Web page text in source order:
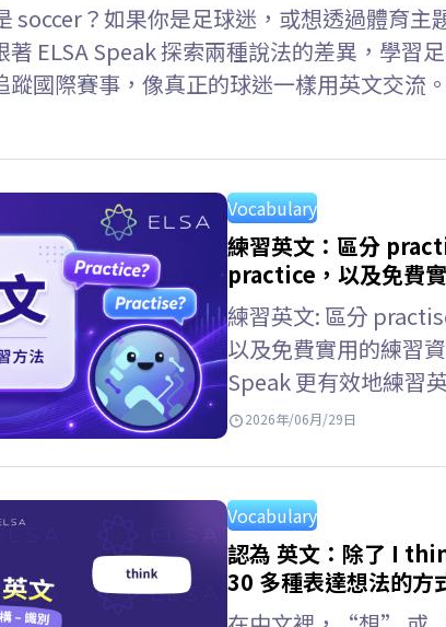
soccer？如果你是足球迷，或想透過體育主
ELSA Speak 探索兩種說法的差異，學習
國際賽事，像真正的球迷一樣用英文交流
是什麼意思? Football是英國及世界上
Vocabulary
練習英文：區分
practice，以及免費
練習英文: 區分
以及免費實用的練習
Speak 更有效地練習
文法與口說技巧，並
2026年/06月/29日
Vocabulary
認為 英文：除了 I
30 多種表達想法的方